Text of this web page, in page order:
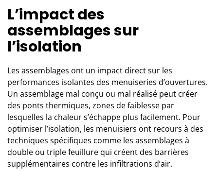
L’impact des
assemblages sur
l’isolation
Les assemblages ont un impact direct sur les
performances isolantes des menuiseries d’ouvertures.
Un assemblage mal conçu ou mal réalisé peut créer
des ponts thermiques, zones de faiblesse par
lesquelles la chaleur s’échappe plus facilement. Pour
optimiser l’isolation, les menuisiers ont recours à des
techniques spécifiques comme les assemblages à
double ou triple feuillure qui créent des barrières
supplémentaires contre les infiltrations d’air.